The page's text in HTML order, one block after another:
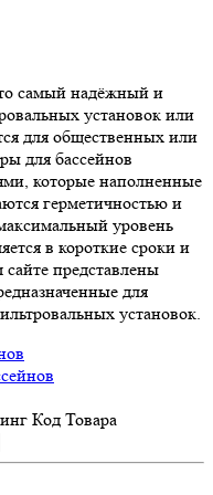
самый надёжный и
установок или
для общественных или
для бассейнов
которые наполненные
герметичностью и
уровень
в короткие сроки и
представлены
для
установок.
Код Товара